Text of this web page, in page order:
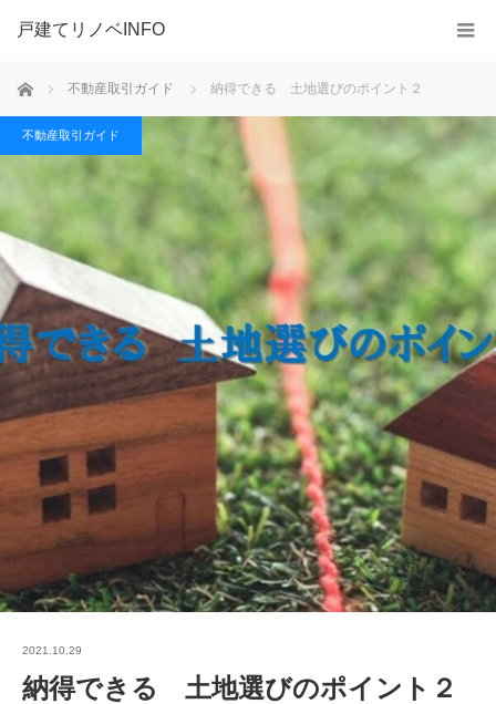
戸建てリノベINFO
ホーム 不動産取引ガイド 納得できる 土地選びのポイント２
不動産取引ガイド
2021.10.29
納得できる 土地選びのポイント２